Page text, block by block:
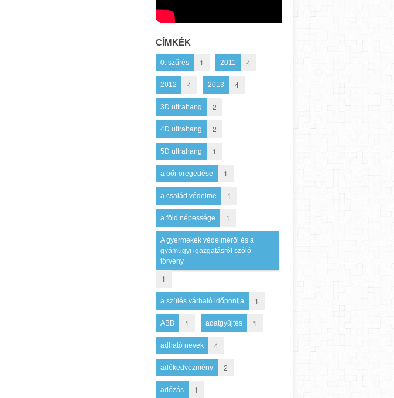
CÍMKÉK
0. szűrés 1 2011 4
2012 4 2013 4
3D ultrahang 2
4D ultrahang 2
5D ultrahang 1
a bőr öregedése 1
a család védelme 1
a föld népessége 1
A gyermekek védelméről és a
gyámügyi igazgatásról szóló
törvény
1
a szülés várható időpontja 1
ABB 1 adatgyűjtés 1
adható nevek 4
adókedvezmény 2
adózás 1